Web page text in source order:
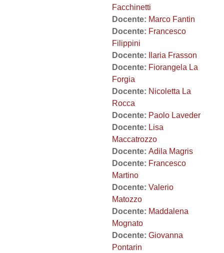
Facchinetti
Docente: Marco Fantin
Docente: Francesco
Filippini
Docente:
Ilaria Frasson
Docente: Fiorangela La
Forgia
Docente: Nicoletta La
Rocca
Docente: Paolo Laveder
Docente: Lisa
Maccatrozzo
Docente: Adila Magris
Docente: Francesco
Martino
Docente: Valerio
Matozzo
Docente: Maddalena
Mognato
Docente: Giovanna
Pontarin